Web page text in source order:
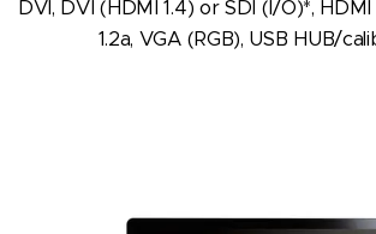
DVI, DVI (HDMI 1.4) or SDI (I/O)*,
1.2a, VGA (RGB), USB HUB/